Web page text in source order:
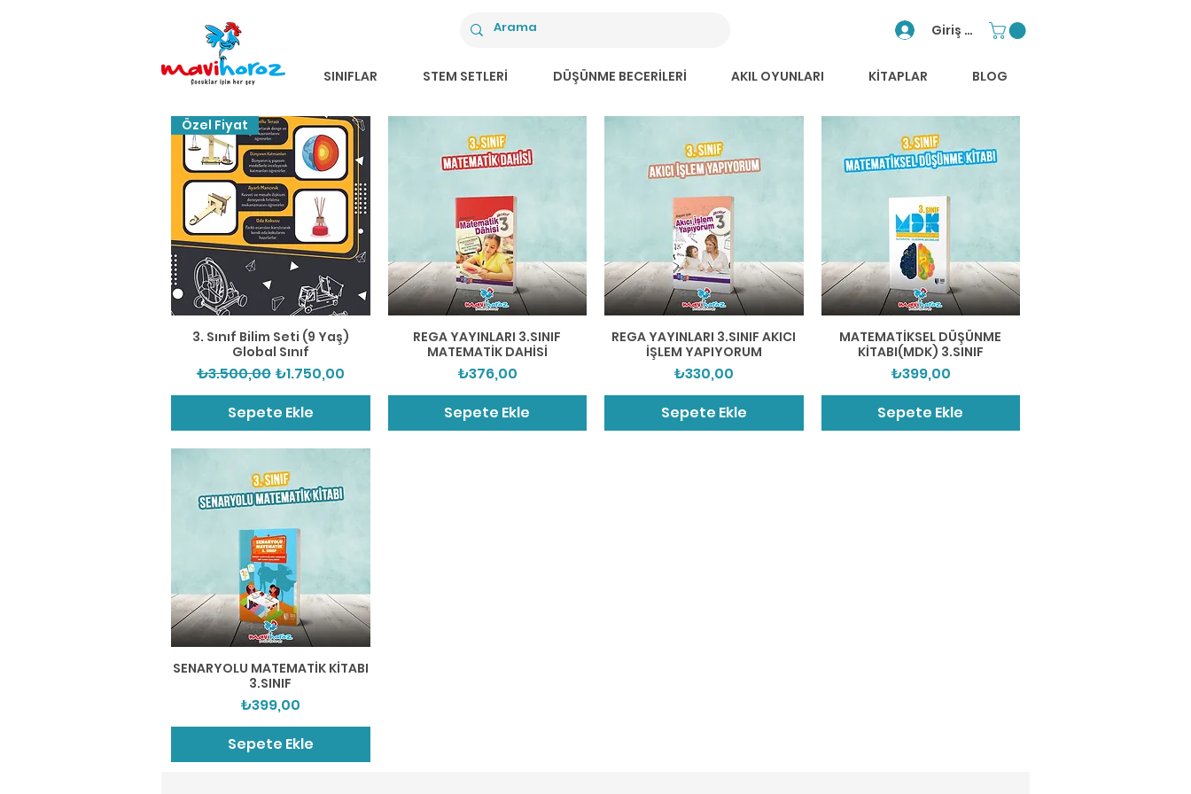
Giriş Yap
SINIFLAR STEM SETLERİ DÜŞÜNME BECERİLERİ AKIL OYUNLARI KİTAPLAR BLOG
Hızlı Bakış
Özel Fiyat
3. Sınıf Bilim Seti (9 Yaş)
Global Sınıf
Normal Fiyat
₺3.500,00 İndirimli Fiyat
₺1.750,00
Sepete Ekle
Hızlı Bakış
REGA YAYINLARI 3.SINIF
MATEMATİK DAHİSİ
Fiyat
₺376,00
Sepete Ekle
Hızlı Bakış
REGA YAYINLARI 3.SINIF AKICI
İŞLEM YAPIYORUM
Fiyat
₺330,00
Sepete Ekle
Hızlı Bakış
MATEMATİKSEL DÜŞÜNME
KİTABI(MDK) 3.SINIF
Fiyat
₺399,00
Sepete Ekle
Hızlı Bakış
SENARYOLU MATEMATİK KİTABI
3.SINIF
Fiyat
₺399,00
Sepete Ekle